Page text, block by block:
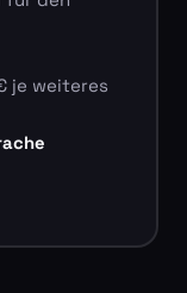
je weiteres